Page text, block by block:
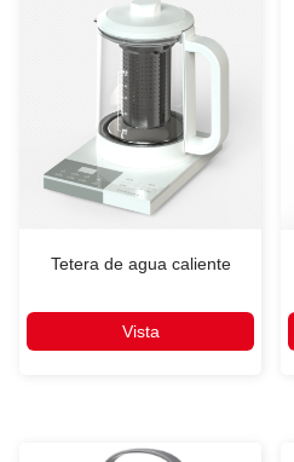
Tetera de agua caliente
Vista